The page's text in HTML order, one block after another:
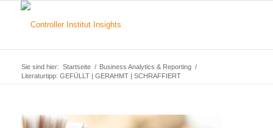
Sie sind hier: Startseite / Business Analytics & Reporting /
Literaturtipp: GEFÜLLT | GERAHMT | SCHRAFFIERT